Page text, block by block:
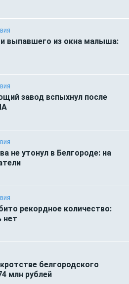
выпавшего из окна малыша:
завод вспыхнул после
не утонул в Белгороде: на
рекордное количество:
нет
белгородского
млн рублей